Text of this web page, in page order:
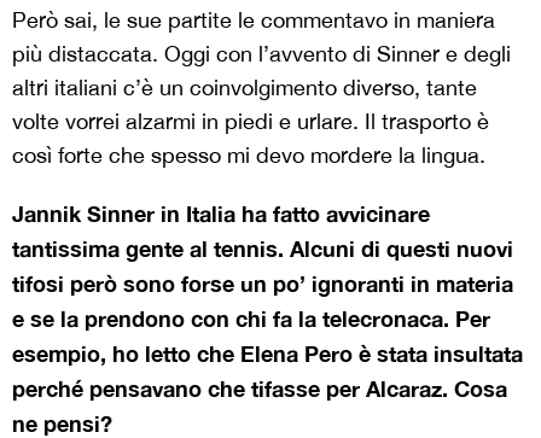
Però sai, le sue partite le commentavo in maniera
più distaccata. Oggi con l’avvento di Sinner e degli
altri italiani c’è un coinvolgimento diverso, tante
volte vorrei alzarmi in piedi e urlare. Il trasporto è
così forte che spesso mi devo mordere la lingua.
Jannik Sinner in Italia ha fatto avvicinare
tantissima gente al tennis. Alcuni di questi nuovi
tifosi però sono forse un po’ ignoranti in materia
e se la prendono con chi fa la telecronaca. Per
esempio, ho letto che Elena Pero è stata insultata
perché pensavano che tifasse per Alcaraz. Cosa
ne pensi?